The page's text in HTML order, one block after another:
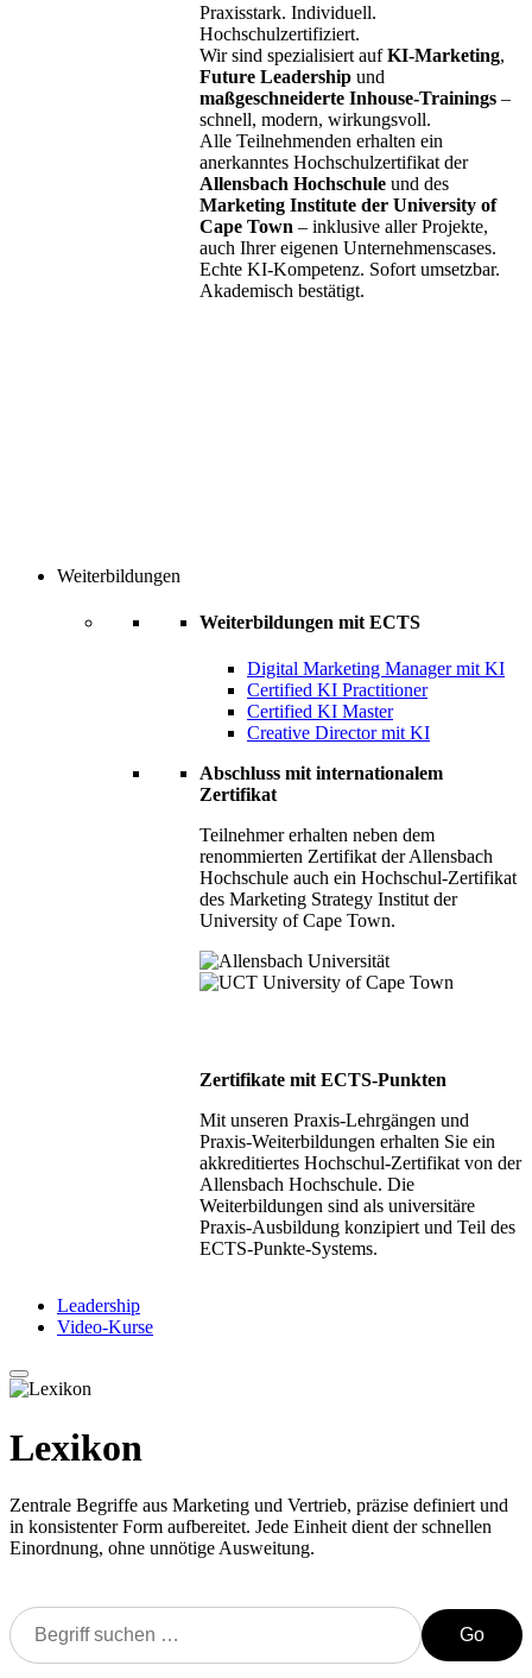
Praxisstark. Individuell.
Hochschulzertifiziert.
Wir sind spezialisiert aufKI-Marketing,
Future Leadership und
maßgeschneiderte Inhouse-Trainings –
schnell, modern, wirkungsvoll.
Alle Teilnehmenden erhalten ein
anerkanntes Hochschulzertifikat der
Allensbach Hochschule und des
Marketing Institute der University of
Cape Town – inklusive aller Projekte,
auch Ihrer eigenen Unternehmenscases.
Echte KI-Kompetenz. Sofort umsetzbar.
Akademisch bestätigt.
Weiterbildungen
Weiterbildungen mit ECTS
Digital Marketing Manager mit KI
Certified KI Practitioner
Certified KI Master
Creative Director mit KI
Abschluss mit internationalem
Zertifikat
Teilnehmer erhalten neben dem
renommierten Zertifikat der Allensbach
Hochschule auch ein Hochschul-Zertifikat
des Marketing Strategy Institut der
University of Cape Town.
Zertifikate mit ECTS-Punkten
Mit unseren Praxis-Lehrgängen und
Praxis-Weiterbildungen erhalten Sie ein
akkreditiertes Hochschul-Zertifikat von der
Allensbach Hochschule. Die
Weiterbildungen sind als universitäre
Praxis-Ausbildung konzipiert und Teil des
ECTS-Punkte-Systems.
Leadership
Video-Kurse
Lexikon
Zentrale Begriffe aus Marketing und Vertrieb, präzise definiert und
in konsistenter Form aufbereitet. Jede Einheit dient der schnellen
Einordnung, ohne unnötige Ausweitung.
Go